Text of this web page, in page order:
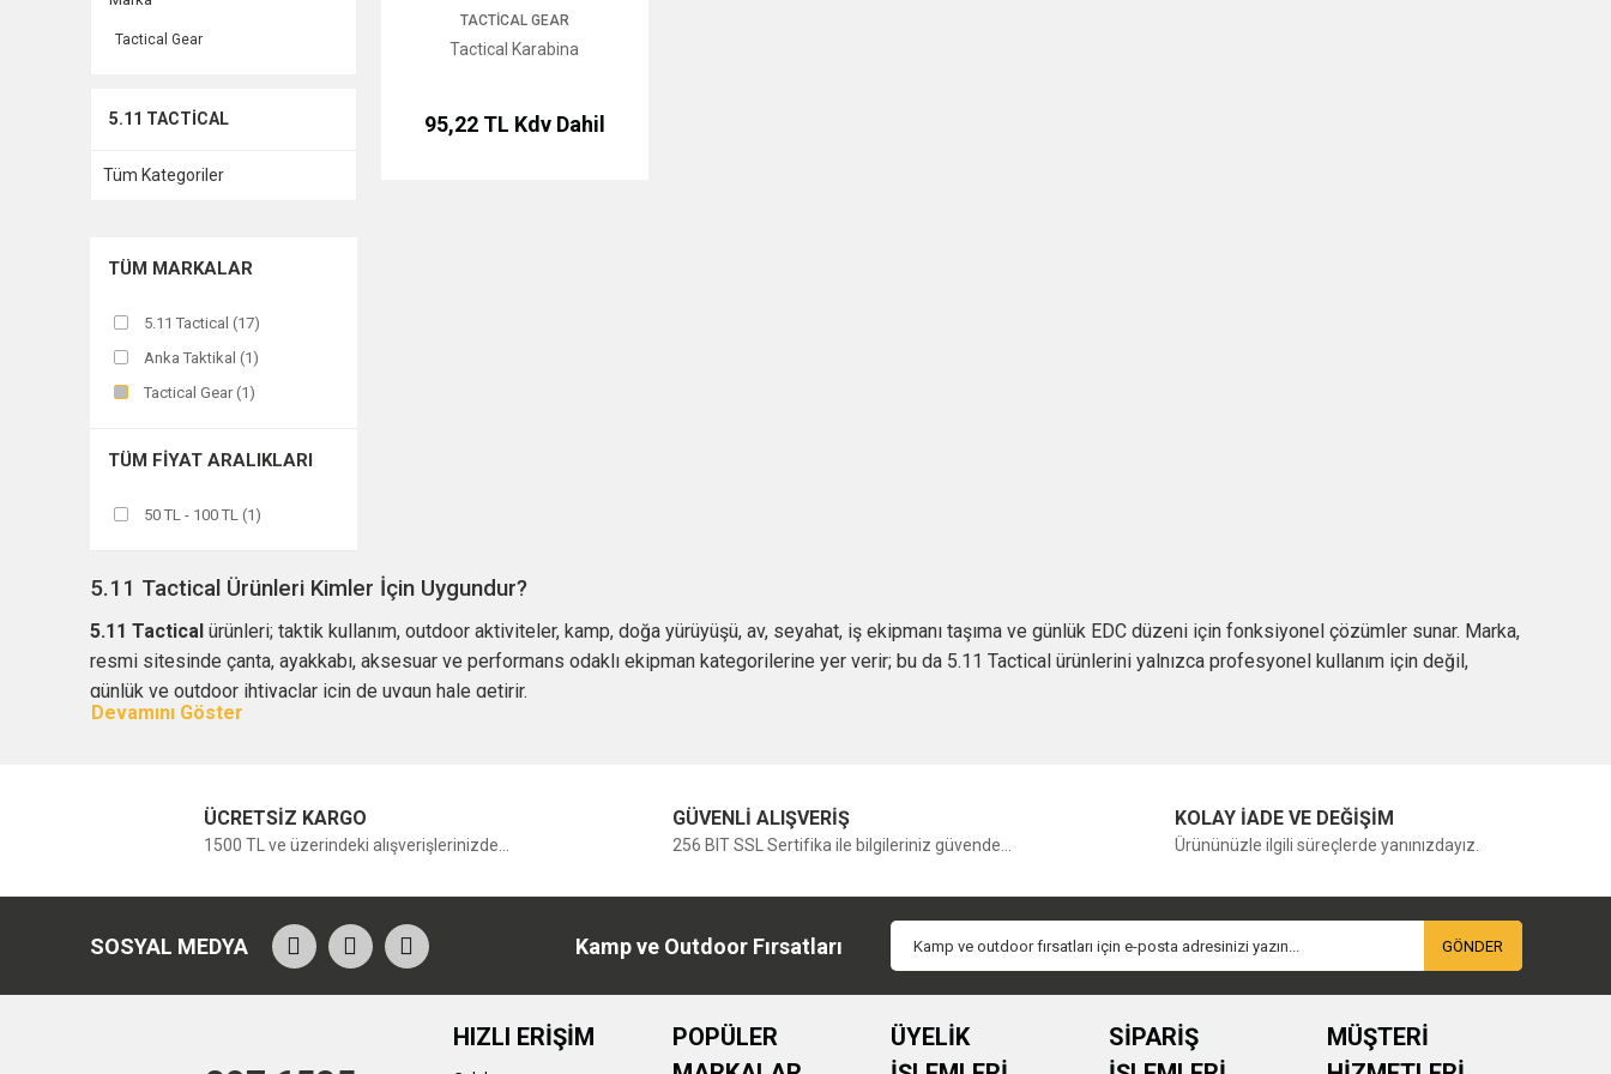
Tactical Gear
5.11 TACTICAL
Tüm Kategoriler
TÜM MARKALAR
5.11 Tactical (17)
Anka Taktikal (1)
Tactical Gear (1)
TÜM FIYAT ARALIKLARI
50 TL - 100 TL (1)
TACTICAL GEAR
Tactical Karabina
95,22 TL Kdv Dahil
5.11 Tactical Ürünleri Kimler İçin Uygundur?
5.11 Tacticalürünleri; taktik kullanım, outdoor aktiviteler, kamp, doğa yürüyüşü, av, seyahat, iş ekipmanı taşıma ve günlük EDC düzeni için fonksiyonel çözümler sunar. Marka,
resmi sitesinde çanta, ayakkabı, aksesuar ve performans odaklı ekipman kategorilerine yer verir; bu da 5.11 Tactical ürünlerini yalnızca profesyonel kullanım için değil,
günlük ve outdoor ihtiyaçlar için de uygun hale getirir.
5.11 Tactical Çanta Seçerken Nelere Dikkat Edilmeli?
için daha dayanıklı kumaşa, geniş iç hacme ve çok bölmeli tasarıma sahip modeller daha avantajlıdır.
Çanta seçiminde fermuar kalitesi, omuz askısı konforu, sırt desteği, cep düzeni, taşıma dengesi ve hızlı erişim alanları dikkat edilmesi gereken temel unsurlardır. Uzun süreli
kullanımlarda çantanın vücuda dengeli oturması, ağırlığı doğru dağıtması ve ekipmanlara kolay erişim sağlaması kullanım deneyimini doğrudan etkiler.
Taktik, Outdoor ve Günlük Kullanımda 5.11 Tactical
ÜCRETSİZ KARGO
1500 TL ve üzerindeki alışverişlerinizde...
GÜVENLİ ALIŞVERİŞ
256 BIT SSL Sertifika ile bilgileriniz güvende...
KOLAY İADE VE DEĞİŞİM
Ürününüzle ilgili süreçlerde yanınızdayız.
SOSYAL MEDYA Kamp ve Outdoor Fırsatları GÖNDER
HIZLI ERİŞİM
POPÜLER
ÜYELİK
SİPARİŞ
MÜŞTERİ